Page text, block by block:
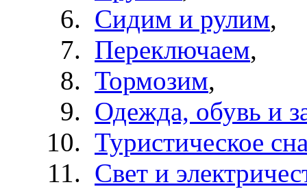
Сидим и рулим,
Переключаем,
Тормозим,
Одежда, обувь и
Туристическое
Свет и